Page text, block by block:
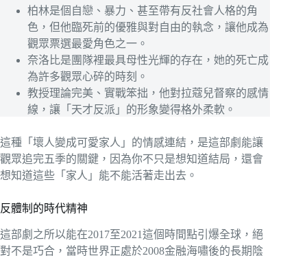
柏林是個自戀、暴力、甚至帶有反社會人格的角
色，但他臨死前的優雅與對自由的執念，讓他成為
觀眾票選最愛角色之一。
奈洛比是團隊裡最具母性光輝的存在，她的死亡成
為許多觀眾心碎的時刻。
教授理論完美、實戰笨拙，他對拉蔻兒督察的感情
線，讓「天才反派」的形象變得格外柔軟。
這種「壞人變成可愛家人」的情感連結，是這部劇能讓
觀眾追完五季的關鍵，因為你不只是想知道結局，還會
想知道這些「家人」能不能活著走出去。
反體制的時代精神
這部劇之所以能在2017至2021這個時間點引爆全球，絕
對不是巧合，當時世界正處於2008金融海嘯後的長期陰